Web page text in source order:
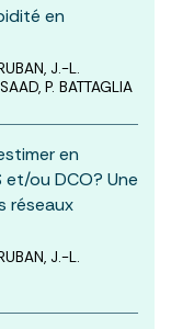
en
J.-L.
P. BATTAGLIA
en
ou DCO? Une
réseaux
J.-L.